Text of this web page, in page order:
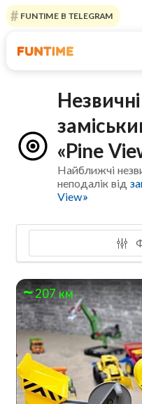
FUNTIME В TELEGRAM
«Pine
Найближчі
неподалік від
View»
207 км